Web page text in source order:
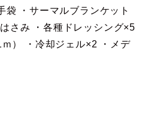
袋 ・サーマルブランケット
さみ ・各種ドレッシング×5
ｍ） ・冷却ジェル×2 ・メデ